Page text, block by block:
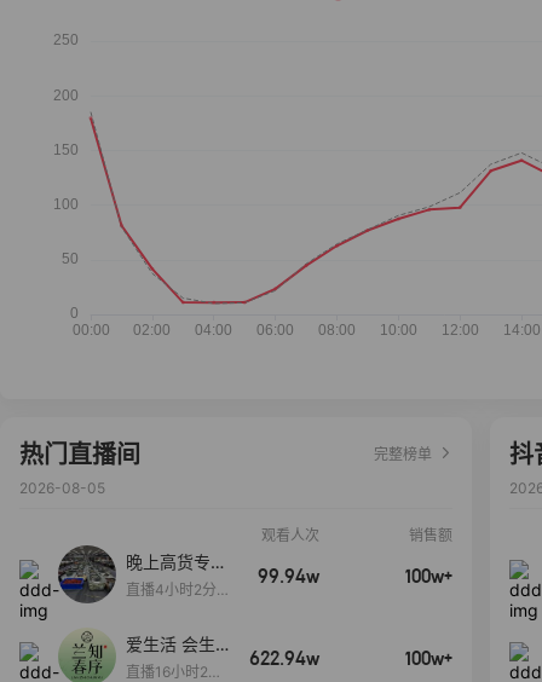
热门直播间
完整榜单
2026-08-05
观看人次 销售额
晚上高货专场
大放漏
直播4小时2分5
99.94w 100w+
爱生活 会生
活
直播16小时24
622.94w 100w+
抖